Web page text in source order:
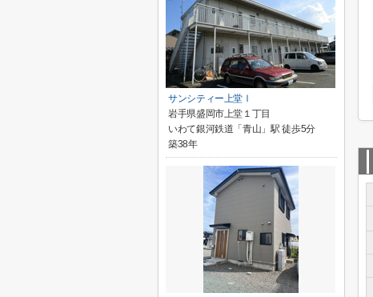
サンシティー上堂Ⅰ
岩手県盛岡市上堂１丁目
いわて銀河鉄道「青山」駅 徒歩5分
築38年